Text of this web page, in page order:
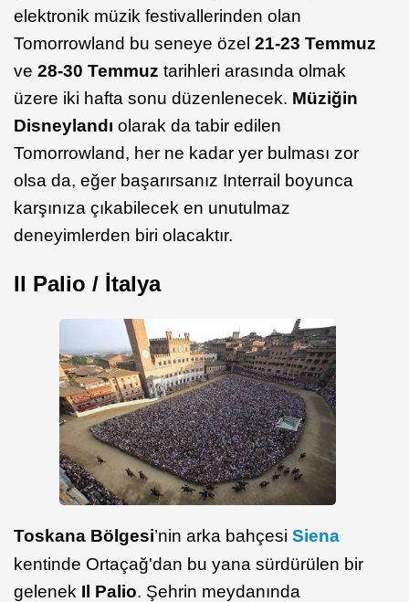
elektronik müzik festivallerinden olan
Tomorrowland bu seneye özel 21-23 Temmuz
ve 28-30 Temmuz tarihleri arasında olmak
üzere iki hafta sonu düzenlenecek. Müziğin
Disneylandı olarak da tabir edilen
Tomorrowland, her ne kadar yer bulması zor
olsa da, eğer başarırsanız Interrail boyunca
karşınıza çıkabilecek en unutulmaz
deneyimlerden biri olacaktır.
Il Palio / İtalya
Toskana Bölgesi’nin arka bahçesi Siena
kentinde Ortaçağ'dan bu yana sürdürülen bir
gelenek Il Palio. Şehrin meydanında